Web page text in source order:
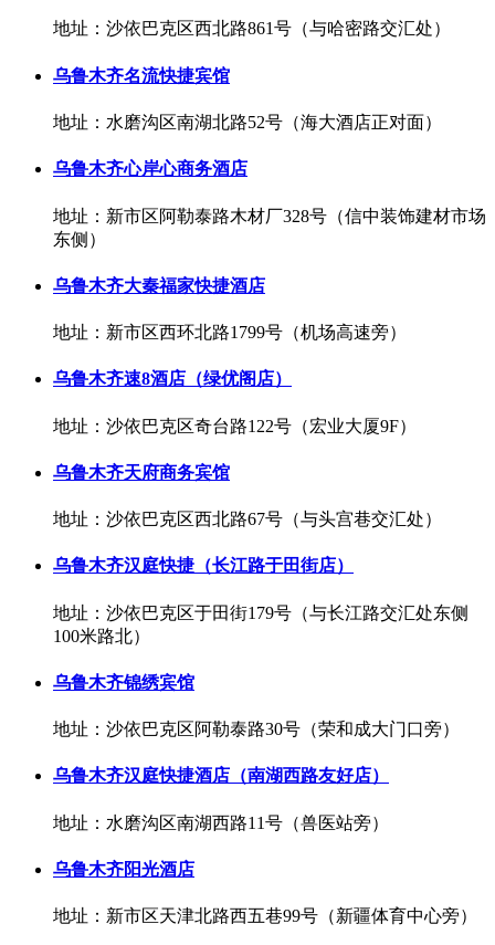
地址：沙依巴克区西北路861号（与哈密路交汇处）
乌鲁木齐名流快捷宾馆
地址：水磨沟区南湖北路52号（海大酒店正对面）
乌鲁木齐心岸心商务酒店
地址：新市区阿勒泰路木材厂328号（信中装饰建材市场
东侧）
乌鲁木齐大秦福家快捷酒店
地址：新市区西环北路1799号（机场高速旁）
乌鲁木齐速8酒店（绿优阁店）
地址：沙依巴克区奇台路122号（宏业大厦9F）
乌鲁木齐天府商务宾馆
地址：沙依巴克区西北路67号（与头宫巷交汇处）
乌鲁木齐汉庭快捷（长江路于田街店）
地址：沙依巴克区于田街179号（与长江路交汇处东侧
100米路北）
乌鲁木齐锦绣宾馆
地址：沙依巴克区阿勒泰路30号（荣和成大门口旁）
乌鲁木齐汉庭快捷酒店（南湖西路友好店）
地址：水磨沟区南湖西路11号（兽医站旁）
乌鲁木齐阳光酒店
地址：新市区天津北路西五巷99号（新疆体育中心旁）